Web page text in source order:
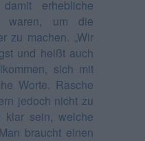
erhebliche
waren, um die
zu machen. „Wir
und heißt auch
sich mit
Worte. Rasche
jedoch nicht zu
klar sein, welche
braucht einen